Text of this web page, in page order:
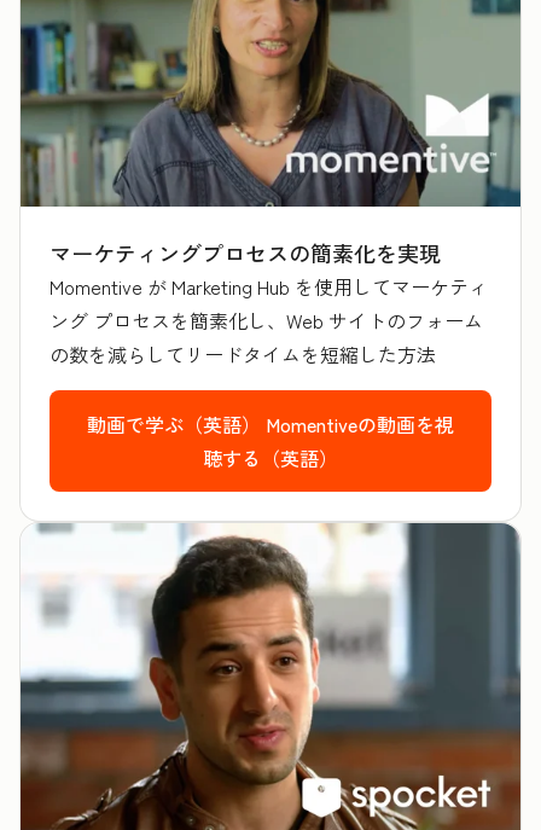
マーケティングプロセスの簡素化を実現
Momentive が Marketing Hub を使用してマーケティ
ング プロセスを簡素化し、Web サイトのフォーム
の数を減らしてリードタイムを短縮した方法
動画で学ぶ（英語） Momentiveの動画を視
聴する（英語）